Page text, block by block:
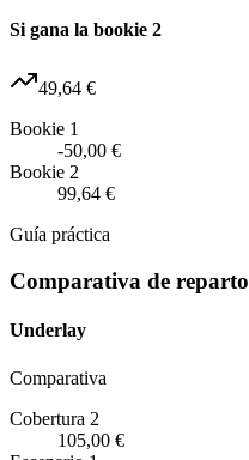
Si gana la bookie 2
49,64 €
Bookie 1
-50,00 €
Bookie 2
99,64 €
Guía práctica
Comparativa de reparto
Underlay
Comparativa
Cobertura 2
105,00 €